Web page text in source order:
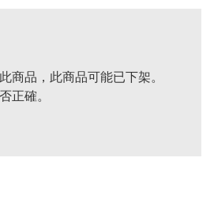
商品，此商品可能已下架。
正確。